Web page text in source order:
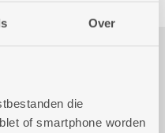
Over
die
of smartphone worden